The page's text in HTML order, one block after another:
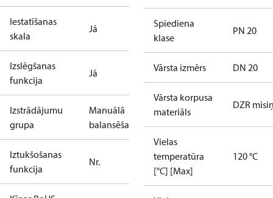
Iestatīšanas
skala
Jā
Izslēgšanas
funkcija
Jā
Izstrādājumu
grupa
Manuālā
balansēšana
Iztukšošanas
funkcija
Nr.
Spiediena
klase
PN 20
Vārsta izmērs DN 20
Vārsta korpusa
materiāls
DZR
Vielas
temperatūra
[°C] [Max]
120 °C